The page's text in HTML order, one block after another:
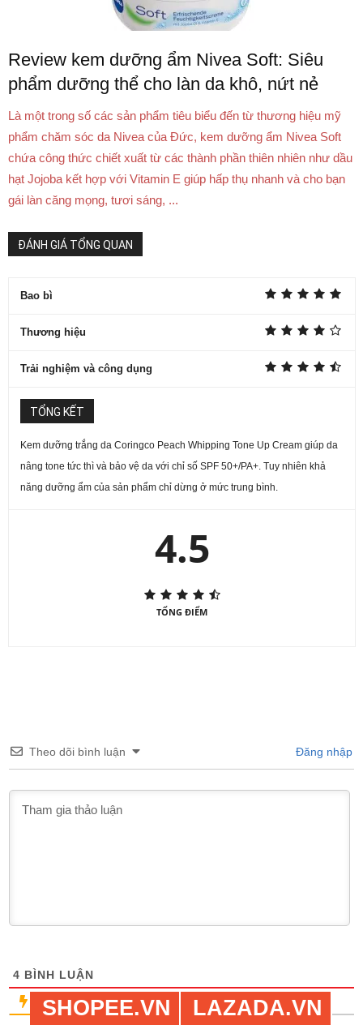
Review kem dưỡng ẩm Nivea Soft: Siêu
phẩm dưỡng thể cho làn da khô, nứt nẻ
Là một trong số các sản phẩm tiêu biểu đến từ thương hiệu mỹ
phẩm chăm sóc da Nivea của Đức, kem dưỡng ẩm Nivea Soft
chứa công thức chiết xuất từ các thành phần thiên nhiên như dầu
hạt Jojoba kết hợp với Vitamin E giúp hấp thụ nhanh và cho bạn
gái làn căng mọng, tươi sáng, ...
ĐÁNH GIÁ TỔNG QUAN
Bao bì
Thương hiệu
Trải nghiệm và công dụng
TỔNG KẾT
Kem dưỡng trắng da Coringco Peach Whipping Tone Up Cream giúp da
nâng tone tức thì và bảo vệ da với chỉ số SPF 50+/PA+. Tuy nhiên khả
năng dưỡng ẩm của sản phẩm chỉ dừng ở mức trung bình.
4.5
TỔNG ĐIỂM
Theo dõi bình luận Đăng nhập
4 BÌNH LUẬN
Bình chọn nhiều nhất
SHOPEE.VN LAZADA.VN